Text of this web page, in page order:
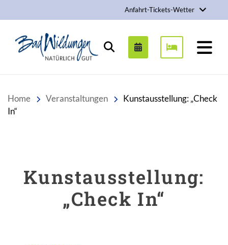
Anfahrt-Tickets-Wetter
Stadt Bad Wildungen
Suchen
Home Veranstaltungen
Kunstausstellung: „Check
In“
Kunstausstellung:
„Check In“